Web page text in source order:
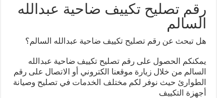
رقم تصليح تكييف ضاحية عبدالله
السالم
هل تبحث عن رقم تصليح تكييف ضاحية عبدالله السالم؟
يمكنكم الحصول على رقم تصليح تكييف ضاحية عبدالله
السالم من خلال زيارة موقعنا الكتروني أو الاتصال على رقم
الطوارئ حيث نوفر لكم مختلف الخدمات في تصليح وصيانة
أجهزة التكييف